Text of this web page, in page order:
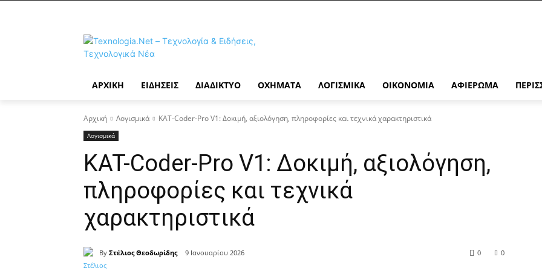
ΑΡΧΙΚΉ ΕΙΔΉΣΕΙΣ ΔΙΑΔΊΚΤΥΟ ΟΧΉΜΑΤΑ ΛΟΓΙΣΜΙΚΆ ΟΙΚΟΝΟΜΊΑ ΑΦΙΈΡΩΜΑ
Αρχική Λογισμικά KAT-Coder-Pro V1: Δοκιμή, αξιολόγηση, πληροφορίες και τεχνικά χαρακτηριστικά
Λογισμικά
KAT-Coder-Pro V1: Δοκιμή, αξιολόγηση,
πληροφορίες και τεχνικά
χαρακτηριστικά
By Στέλιος Θεοδωρίδης 9 Ιανουαρίου 2026 0
0